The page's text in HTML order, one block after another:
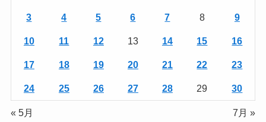
3 4 5 6 7 8 9
10 11 12 13 14 15 16
17 18 19 20 21 22 23
24 25 26 27 28 29 30
« 5月 7月 »